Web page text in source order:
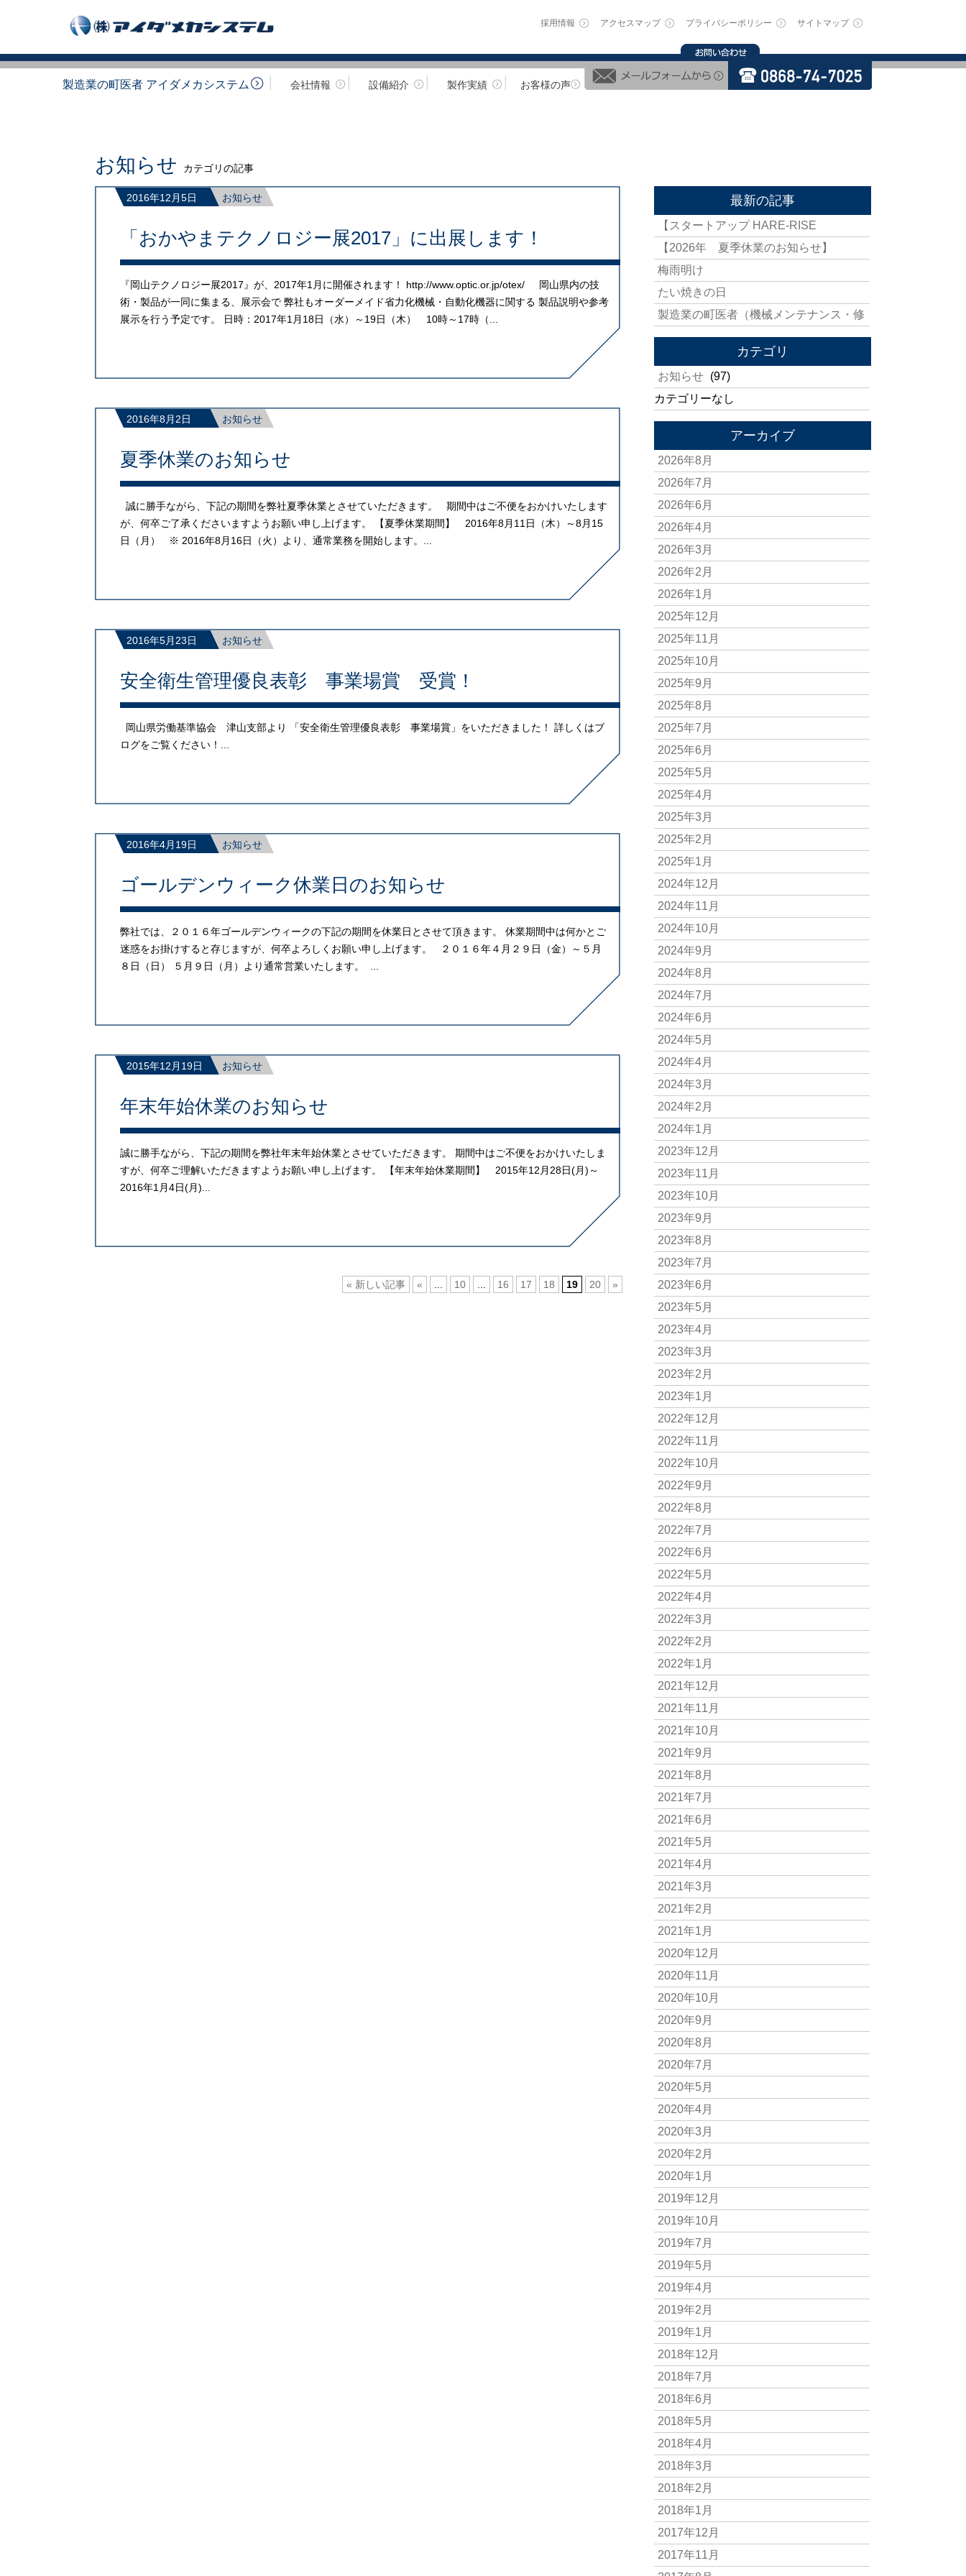
採用情報 アクセスマップ プライバシーポリシー サイトマップ
製造業の町医者 アイダメカシステム 会社情報 設備紹介 製作実績 お客様の声
お知らせ カテゴリの記事
2016年12月5日 お知らせ
「おかやまテクノロジー展2017」に出展します！
『岡山テクノロジー展2017』が、2017年1月に開催されます！ http://www.optic.or.jp/otex/ 岡山県内の技
術・製品が一同に集まる、展示会で 弊社もオーダーメイド省力化機械・自動化機器に関する 製品説明や参考
展示を行う予定です。 日時：2017年1月18日（水）～19日（木） 10時～17時（...
2016年8月2日 お知らせ
夏季休業のお知らせ
誠に勝手ながら、下記の期間を弊社夏季休業とさせていただきます。 期間中はご不便をおかけいたします
が、何卒ご了承くださいますようお願い申し上げます。 【夏季休業期間】 2016年8月11日（木）～8月15
日（月） ※ 2016年8月16日（火）より、通常業務を開始します。...
2016年5月23日 お知らせ
安全衛生管理優良表彰 事業場賞 受賞！
岡山県労働基準協会 津山支部より 「安全衛生管理優良表彰 事業場賞」をいただきました！ 詳しくはブ
ログをご覧ください！...
2016年4月19日 お知らせ
ゴールデンウィーク休業日のお知らせ
弊社では、２０１６年ゴールデンウィークの下記の期間を休業日とさせて頂きます。 休業期間中は何かとご
迷惑をお掛けすると存じますが、何卒よろしくお願い申し上げます。 ２０１６年４月２９日（金）～５月
８日（日） ５月９日（月）より通常営業いたします。 ...
2015年12月19日 お知らせ
年末年始休業のお知らせ
誠に勝手ながら、下記の期間を弊社年末年始休業とさせていただきます。 期間中はご不便をおかけいたしま
すが、何卒ご理解いただきますようお願い申し上げます。 【年末年始休業期間】 2015年12月28日(月)～
2016年1月4日(月)...
« 新しい記事 « 10 16 17 18 19 20 »
最新の記事
【スタートアップ HARE-RISE
【2026年 夏季休業のお知らせ】
梅雨明け
たい焼きの日
製造業の町医者（機械メンテナンス・修
カテゴリ
お知らせ (97)
カテゴリーなし
アーカイブ
2026年8月
2026年7月
2026年6月
2026年4月
2026年3月
2026年2月
2026年1月
2025年12月
2025年11月
2025年10月
2025年9月
2025年8月
2025年7月
2025年6月
2025年5月
2025年4月
2025年3月
2025年2月
2025年1月
2024年12月
2024年11月
2024年10月
2024年9月
2024年8月
2024年7月
2024年6月
2024年5月
2024年4月
2024年3月
2024年2月
2024年1月
2023年12月
2023年11月
2023年10月
2023年9月
2023年8月
2023年7月
2023年6月
2023年5月
2023年4月
2023年3月
2023年2月
2023年1月
2022年12月
2022年11月
2022年10月
2022年9月
2022年8月
2022年7月
2022年6月
2022年5月
2022年4月
2022年3月
2022年2月
2022年1月
2021年12月
2021年11月
2021年10月
2021年9月
2021年8月
2021年7月
2021年6月
2021年5月
2021年4月
2021年3月
2021年2月
2021年1月
2020年12月
2020年11月
2020年10月
2020年9月
2020年8月
2020年7月
2020年5月
2020年4月
2020年3月
2020年2月
2020年1月
2019年12月
2019年10月
2019年7月
2019年5月
2019年4月
2019年2月
2019年1月
2018年12月
2018年7月
2018年6月
2018年5月
2018年4月
2018年3月
2018年2月
2018年1月
2017年12月
2017年11月